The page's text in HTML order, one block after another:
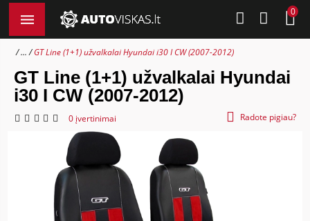
0
... GT Line (1+1) užvalkalai Hyundai i30 I CW (2007-2012)
GT Line (1+1) užvalkalai Hyundai
i30 I CW (2007-2012)
0 įvertinimai Radote pigiau?